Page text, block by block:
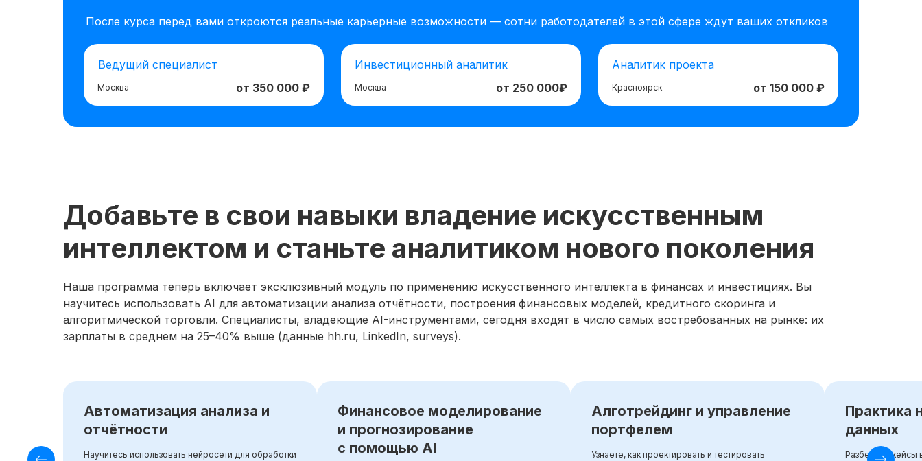
После курса перед вами откроются реальные карьерные возможности — сотни работодателей в этой сфере ждут ваших откликов
Ведущий специалист
от 350 000 ₽
Москва
Инвестиционный аналитик
от 250 000₽
Москва
Аналитик проекта
от 150 000 ₽
Красноярск
Добавьте в свои навыки владение искусственным
интеллектом и станьте аналитиком нового поколения
Наша программа теперь включает эксклюзивный модуль по применению искусственного интеллекта в финансах и инвестициях. Вы
научитесь использовать AI для автоматизации анализа отчётности, построения финансовых моделей, кредитного скоринга и
алгоритмической торговли. Специалисты, владеющие AI-инструментами, сегодня входят в число самых востребованных на рынке: их
зарплаты в среднем на 25–40% выше (данные hh.ru, LinkedIn, surveys).
Автоматизация анализа и
отчётности
Научитесь использовать нейросети для обработки
Финансовое моделирование
и прогнозирование
с помощью AI
Алготрейдинг и управление
портфелем
Узнаете, как проектировать и тестировать
Практика
данных
Разберёте кейсы